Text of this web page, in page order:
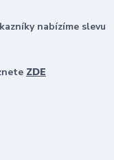
nabízíme slevu
ZDE